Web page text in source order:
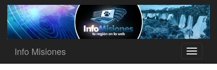
Toggle
Info Misiones